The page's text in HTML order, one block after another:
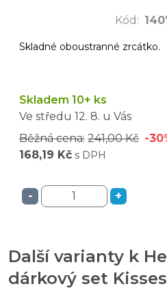
Kód :
Skladné oboustranné zrcátko.
Skladem 10+ ks
Ve středu 12. 8. u Vás
Běžná cena: 241,00 Kč -
168,19 Kč s DPH
- +
Další varianty k
dárkový set Kisses